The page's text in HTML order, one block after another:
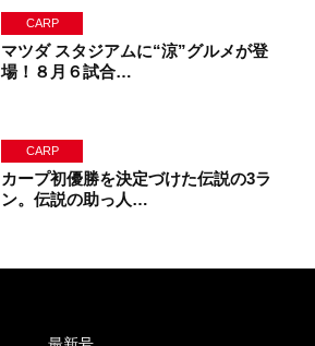
CARP
マツダ スタジアムに“涼”グルメが登
場！８月６試合…
CARP
カープ初優勝を決定づけた伝説の3ラ
ン。伝説の助っ人…